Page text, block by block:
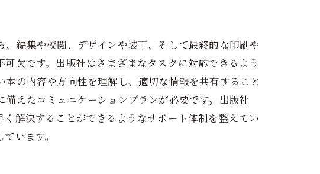
編集や校閲、デザインや装丁、そして最終的な印刷や
欠です。出版社はさまざまなタスクに対応できるよう
の内容や方向性を理解し、適切な情報を共有すること
えたコミュニケーションプランが必要です。出版社
解決することができるようなサポート体制を整えてい
います。